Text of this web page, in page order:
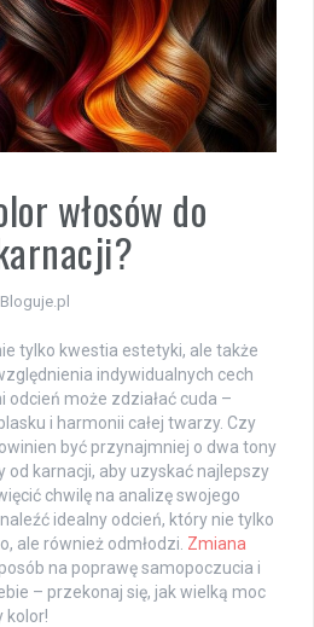
włosów do
tylko kwestia estetyki, ale także
indywidualnych cech
odcień może zdziałać cuda –
i harmonii całej twarzy. Czy
być przynajmniej o dwa tony
od karnacji, aby uzyskać najlepszy
chwilę na analizę swojego
idealny odcień, który nie tylko
ale również odmłodzi. Zmiana
na poprawę samopoczucia i
– przekonaj się, jak wielką moc
kolor!